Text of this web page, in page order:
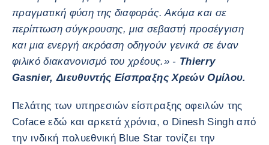
πραγματική φύση της διαφοράς. Ακόμα και σε
περίπτωση σύγκρουσης, μια σεβαστή προσέγγιση
και μια ενεργή ακρόαση οδηγούν γενικά σε έναν
φιλικό διακανονισμό του χρέους.» - Thierry
Gasnier, Διευθυντής Είσπραξης Χρεών Ομίλου.
Πελάτης των υπηρεσιών είσπραξης οφειλών της
Coface εδώ και αρκετά χρόνια, ο Dinesh Singh από
την ινδική πολυεθνική Blue Star τονίζει την